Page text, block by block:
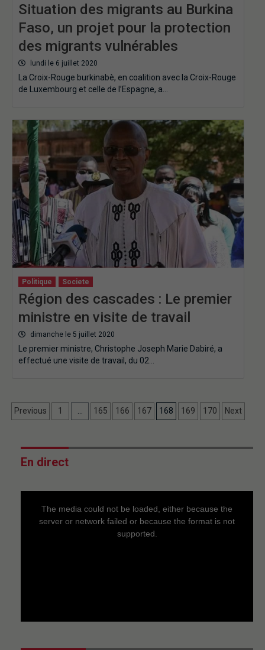
Situation des migrants au Burkina
Faso, un projet pour la protection
des migrants vulnérables
lundi le 6 juillet 2020
La Croix-Rouge burkinabè, en coalition avec la Croix-Rouge
de Luxembourg et celle de l’Espagne, a…
Politique Societe
Région des cascades : Le premier
ministre en visite de travail
dimanche le 5 juillet 2020
Le premier ministre, Christophe Joseph Marie Dabiré, a
effectué une visite de travail, du 02…
Previous 1 165 166 167 168 169 170 Next
En direct
The media could not be loaded, either because the
server or network failed or because the format is not
supported.